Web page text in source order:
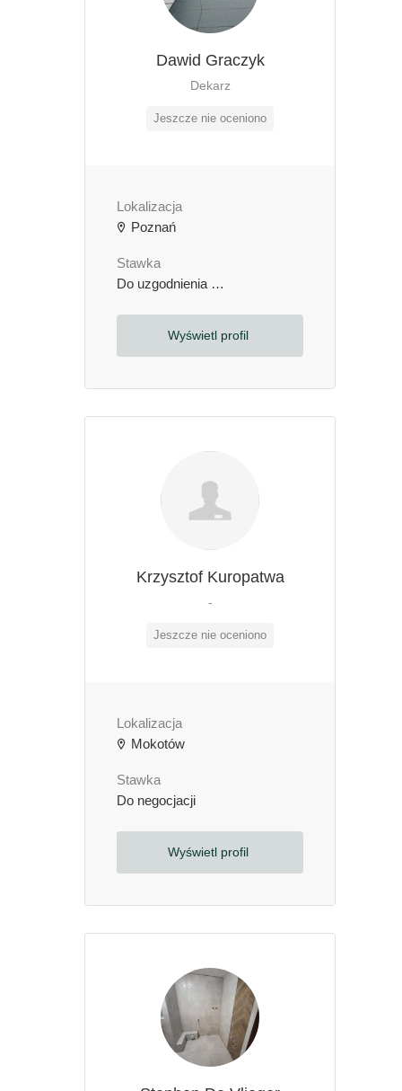
Dawid Graczyk
Dekarz
Jeszcze nie oceniono
Lokalizacja
Poznań
Stawka
Do uzgodnienia
Wyświetl profil
Krzysztof Kuropatwa
-
Jeszcze nie oceniono
Lokalizacja
Mokotów
Stawka
Do negocjacji
Wyświetl profil